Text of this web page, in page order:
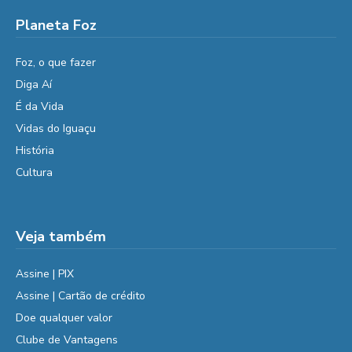
Planeta Foz
Foz, o que fazer
Diga Aí
É da Vida
Vidas do Iguaçu
História
Cultura
Veja também
Assine | PIX
Assine | Cartão de crédito
Doe qualquer valor
Clube de Vantagens